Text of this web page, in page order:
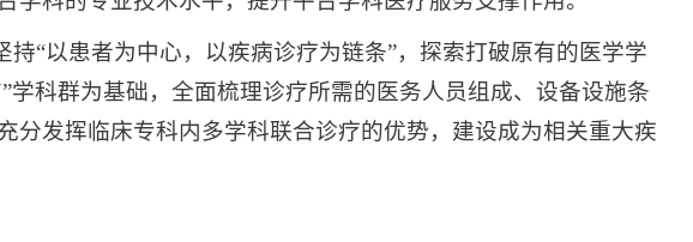
“以患者为中心，以疾病诊疗为链条”，探索打破原有的医学学
科群为基础，全面梳理诊疗所需的医务人员组成、设备设施条
发挥临床专科内多学科联合诊疗的优势，建设成为相关重大疾